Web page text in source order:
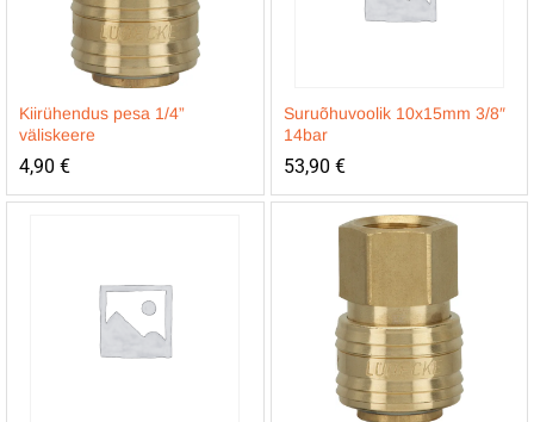
Kiirühendus pesa 1/4”
väliskeere
4,90 €
Suruõhuvoolik 10x15mm 3/8″
14bar
53,90 €